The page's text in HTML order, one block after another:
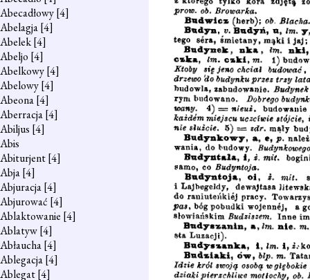
Abecadłowy[4]
Abelagja[4]
Abelek[4]
Abeljo [4]
Abelkowy[4]
Abelowy[4]
Abeona[4]
Aberracja[4]
Abiljus [4]
Abis
Abiturjent[4]
Abja[4]
Abjuracja[4]
Abjurować [4]
Ablaktowanie [4]
Ablatyw[4]
Abłaucha[4]
Ablegacja[4]
Ablegat[4]